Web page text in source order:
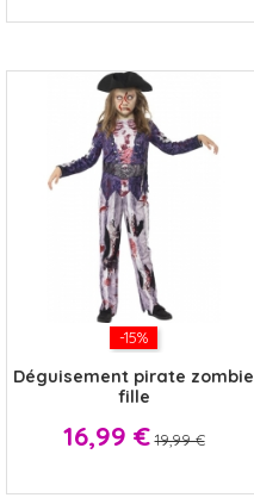
-15%
Déguisement pirate zombie
fille
Prix
16,99 € 19,99 €